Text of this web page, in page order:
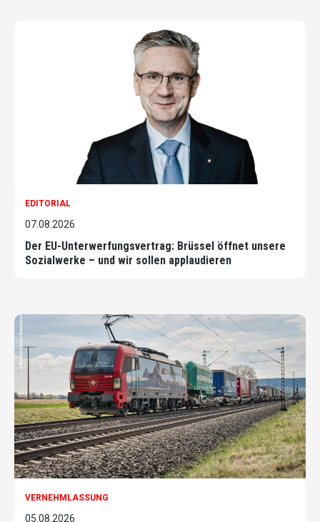
EDITORIAL
07.08.2026
Der EU-Unterwerfungsvertrag: Brüssel öffnet unsere
Sozialwerke – und wir sollen applaudieren
VERNEHMLASSUNG
05.08.2026